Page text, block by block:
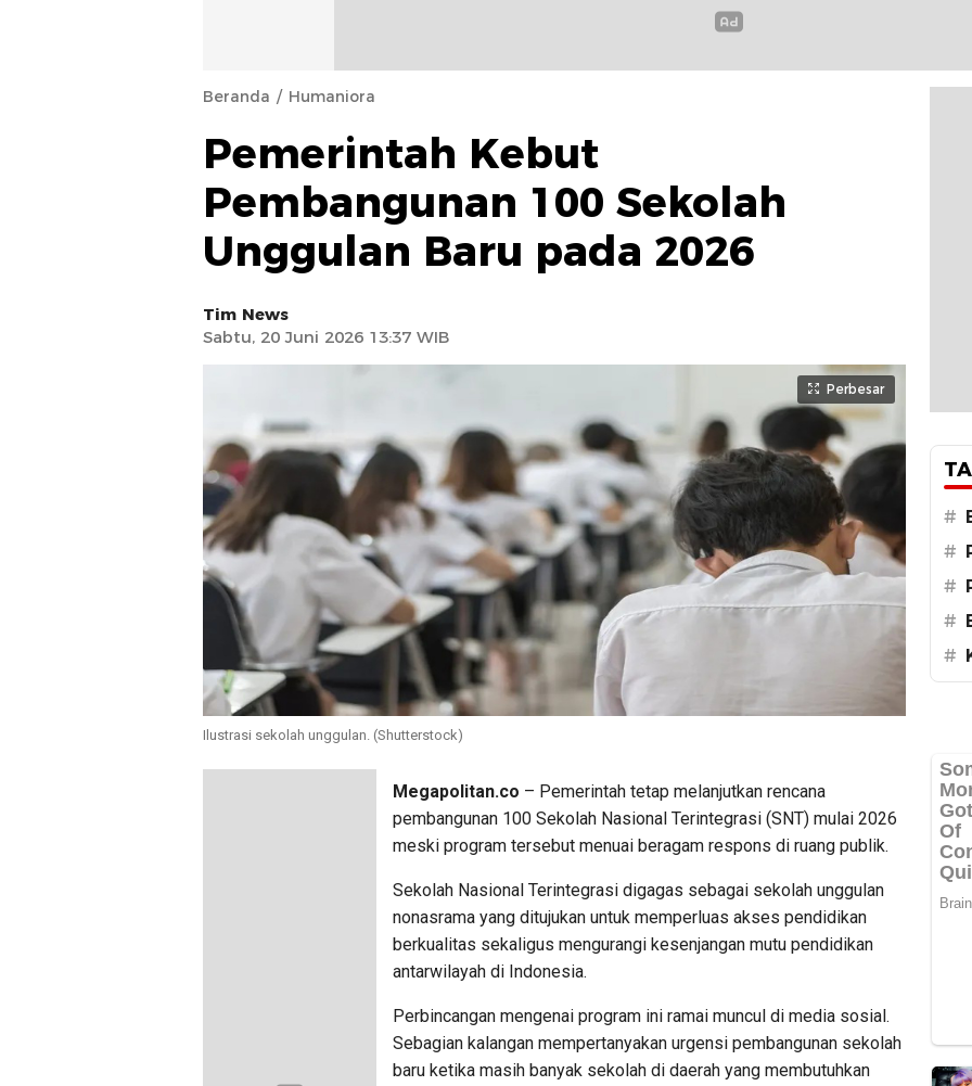
Beranda Humaniora
Pemerintah Kebut
Pembangunan 100 Sekolah
Unggulan Baru pada 2026
Tim News
Sabtu, 20 Juni 2026 13:37 WIB
Perbesar
Ilustrasi sekolah unggulan. (Shutterstock)
Megapolitan.co – Pemerintah tetap melanjutkan rencana
pembangunan 100 Sekolah Nasional Terintegrasi (SNT) mulai 2026
meski program tersebut menuai beragam respons di ruang publik.
Sekolah Nasional Terintegrasi digagas sebagai sekolah unggulan
nonasrama yang ditujukan untuk memperluas akses pendidikan
berkualitas sekaligus mengurangi kesenjangan mutu pendidikan
antarwilayah di Indonesia.
Perbincangan mengenai program ini ramai muncul di media sosial.
Sebagian kalangan mempertanyakan urgensi pembangunan sekolah
baru ketika masih banyak sekolah di daerah yang membutuhkan
#
#
#
#
#